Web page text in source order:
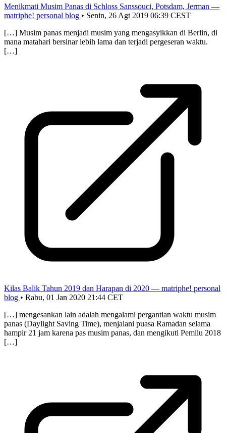
Menikmati Musim Panas di Schloss Sanssouci, Potsdam, Jerman —
matriphe! personal blog • Senin, 26 Agt 2019 06:39 CEST
[…] Musim panas menjadi musim yang mengasyikkan di Berlin, di
mana matahari bersinar lebih lama dan terjadi pergeseran waktu.
[…]
Kilas Balik Tahun 2019 dan Harapan di 2020 — matriphe! personal
blog • Rabu, 01 Jan 2020 21:44 CET
[…] mengesankan lain adalah mengalami pergantian waktu musim
panas (Daylight Saving Time), menjalani puasa Ramadan selama
hampir 21 jam karena pas musim panas, dan mengikuti Pemilu 2018
[…]